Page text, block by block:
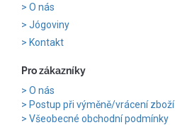
O nás
Jógoviny
Kontakt
Pro zákazníky
O nás
Postup při výměně/vrácení zboží
Všeobecné obchodní podmínky